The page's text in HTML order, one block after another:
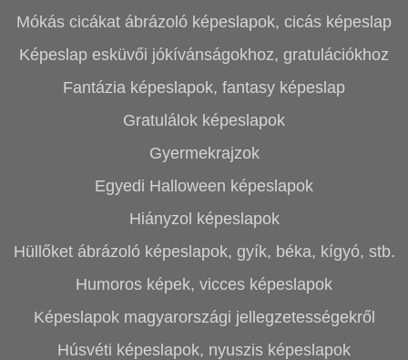
Mókás cicákat ábrázoló képeslapok, cicás képeslap
Képeslap esküvői jókívánságokhoz, gratulációkhoz
Fantázia képeslapok, fantasy képeslap
Gratulálok képeslapok
Gyermekrajzok
Egyedi Halloween képeslapok
Hiányzol képeslapok
Hüllőket ábrázoló képeslapok, gyík, béka, kígyó, stb.
Humoros képek, vicces képeslapok
Képeslapok magyarországi jellegzetességekről
Húsvéti képeslapok, nyuszis képeslapok